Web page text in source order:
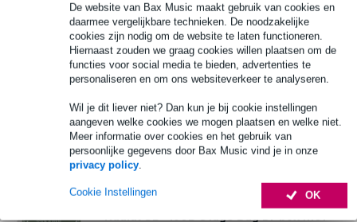
De website van Bax Music maakt gebruik van cookies en
daarmee vergelijkbare technieken. De noodzakelijke
cookies zijn nodig om de website te laten functioneren.
Hiernaast zouden we graag cookies willen plaatsen om de
functies voor social media te bieden, advertenties te
personaliseren en om ons websiteverkeer te analyseren.
Wil je dit liever niet? Dan kun je bij cookie instellingen
aangeven welke cookies we mogen plaatsen en welke niet.
Meer informatie over cookies en het gebruik van
persoonlijke gegevens door Bax Music vind je in onze
privacy policy.
OK
Cookie Instellingen
AKG MPAVL fantoom adapter voor ML en L
serie
Adviesprijs € 63,-
Ook in 1 winkelop voorraad
In mijn winkelwagen